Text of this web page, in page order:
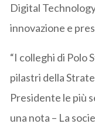
Digital
innovazione e
“I colleghi di Polo
pilastri della
Presidente le più
una nota – La